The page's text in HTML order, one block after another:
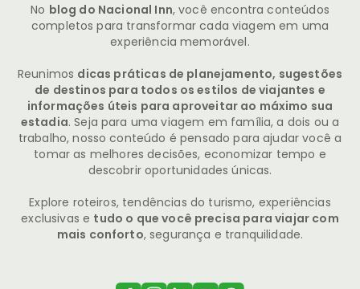
No blog do Nacional Inn, você encontra conteúdos
completos para transformar cada viagem em uma
experiência memorável.
Reunimos dicas práticas de planejamento, sugestões
de destinos para todos os estilos de viajantes e
informações úteis para aproveitar ao máximo sua
estadia. Seja para uma viagem em família, a dois ou a
trabalho, nosso conteúdo é pensado para ajudar você a
tomar as melhores decisões, economizar tempo e
descobrir oportunidades únicas.
Explore roteiros, tendências do turismo, experiências
exclusivas e tudo o que você precisa para viajar com
mais conforto, segurança e tranquilidade.